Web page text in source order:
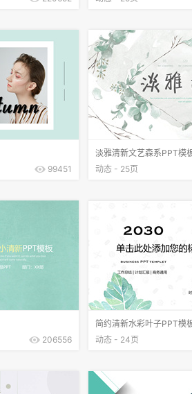
99451
淡雅清新文艺森系PPT模
动态 - 25页
206556
简约清新水彩叶子PPT模
动态 - 24页